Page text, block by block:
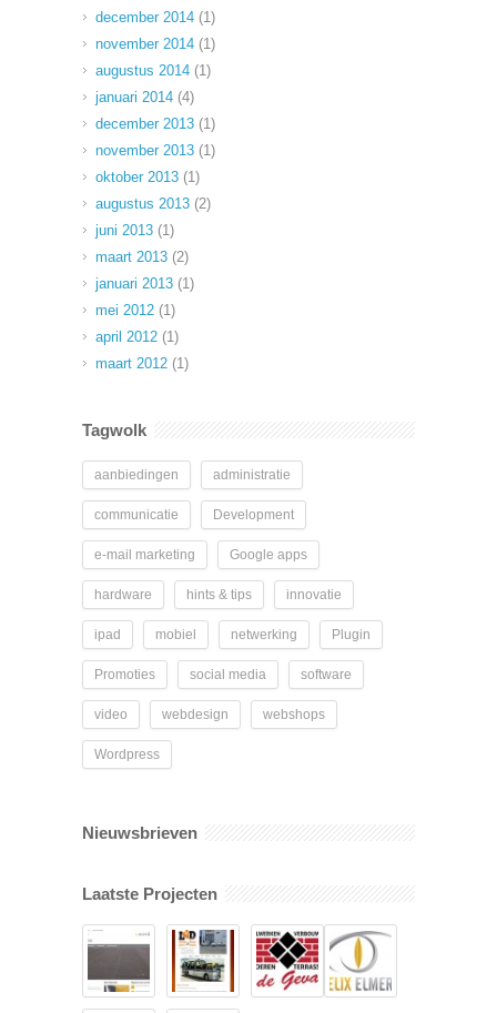
december 2014 (1)
november 2014 (1)
augustus 2014 (1)
januari 2014 (4)
december 2013 (1)
november 2013 (1)
oktober 2013 (1)
augustus 2013 (2)
juni 2013 (1)
maart 2013 (2)
januari 2013 (1)
mei 2012 (1)
april 2012 (1)
maart 2012 (1)
Tagwolk
aanbiedingen administratie
communicatie Development
e-mail marketing Google apps
hardware hints & tips innovatie
ipad mobiel netwerking Plugin
Promoties social media software
video webdesign webshops
Wordpress
Nieuwsbrieven
Laatste Projecten